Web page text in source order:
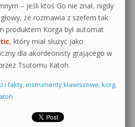
– jeśli ktoś Go nie znał, nigdy
że rozmawia z szefem tak
produktem Korga był automat
, który miał służyć jako
dla akordeonisty grającego w
Tsutomu Katoh.
i fakty, instrumenty klawiszowe, korg,